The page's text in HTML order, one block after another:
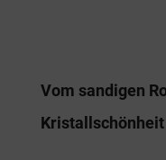
Vom sandigen